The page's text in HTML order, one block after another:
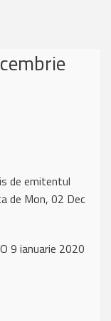
de emitentul
de Mon, 02 Dec
9 ianuarie 2020